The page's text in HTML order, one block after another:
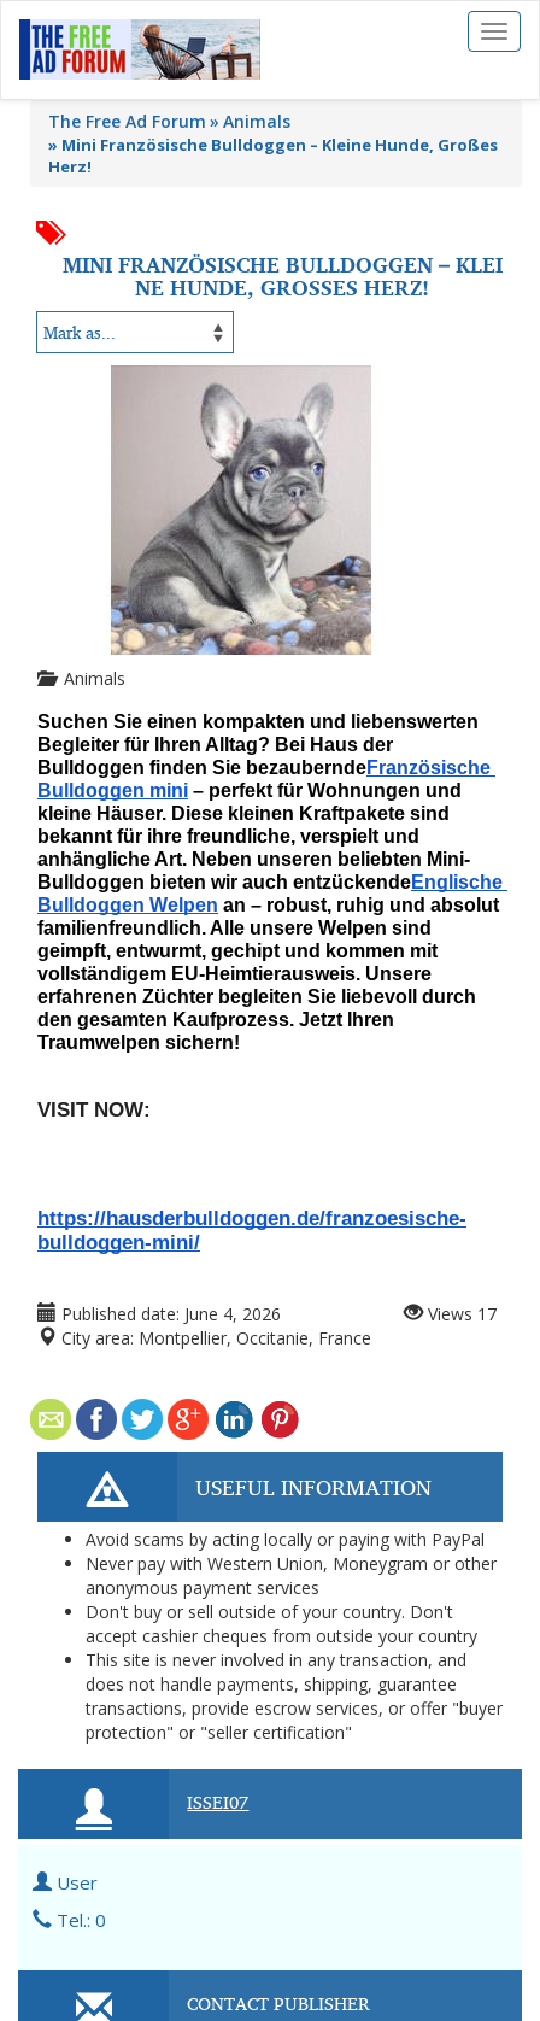
Toggle
The Free Ad Forum Animals
» Mini Französische Bulldoggen – Kleine Hunde, Großes
Herz!
MINI FRANZÖSISCHE BULLDOGGEN – KLEI
NE HUNDE, GROSSES HERZ!
Animals
Suchen Sie einen kompakten und liebenswerten
Begleiter für Ihren Alltag? Bei Haus der
Bulldoggen finden Sie bezauberndeFranzösische
Bulldoggen mini – perfekt für Wohnungen und
kleine Häuser. Diese kleinen Kraftpakete sind
bekannt für ihre freundliche, verspielt und
anhängliche Art. Neben unseren beliebten Mini-
Bulldoggen bieten wir auch entzückendeEnglische
Bulldoggen Welpen an – robust, ruhig und absolut
familienfreundlich. Alle unsere Welpen sind
geimpft, entwurmt, gechipt und kommen mit
vollständigem EU-Heimtierausweis. Unsere
erfahrenen Züchter begleiten Sie liebevoll durch
den gesamten Kaufprozess. Jetzt Ihren
Traumwelpen sichern!
VISIT NOW:
https://hausderbulldoggen.de/franzoesische-
bulldoggen-mini/
Published date: June 4, 2026
City area: Montpellier, Occitanie, France
Views 17
USEFUL INFORMATION
Avoid scams by acting locally or paying with PayPal
Never pay with Western Union, Moneygram or other
anonymous payment services
Don't buy or sell outside of your country. Don't
accept cashier cheques from outside your country
This site is never involved in any transaction, and
does not handle payments, shipping, guarantee
transactions, provide escrow services, or offer "buyer
protection" or "seller certification"
ISSEI07
User
Tel.: 0
CONTACT PUBLISHER